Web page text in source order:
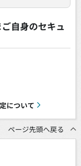
自身のセキュ
について
ページ先頭へ戻る